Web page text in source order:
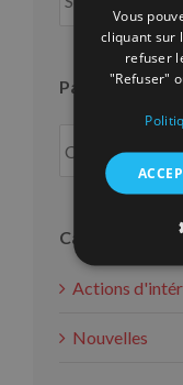
mois
Par an
Catégories
Actions
Nouvelles
Vous
cliquant sur
refuser
"Refuser"